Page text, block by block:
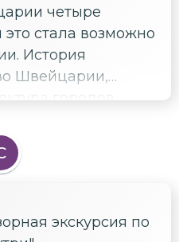
четыре
стала возможно
История
Швейцарии,
городов
на-Рейне,
природа, все
Запомнилось
экскурсия по